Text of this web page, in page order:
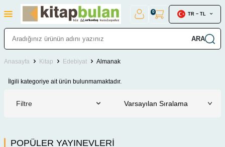
ARA
0 TR − TL
Anasayfa Kitap Edebiyat Almanak
İlgili kategoriye ait ürün bulunmamaktadır.
Filtre
POPÜLER YAYINEVLERİ